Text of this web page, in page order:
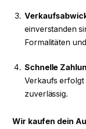
einverstanden
Formalitäten
Schnelle
Verkaufs erfolgt
zuverlässig.
Wir kaufen dein